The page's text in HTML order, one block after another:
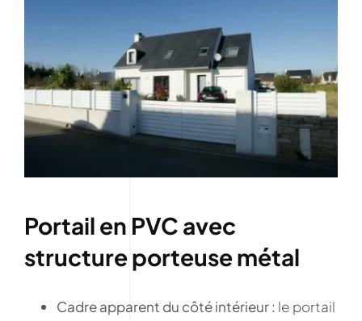
Portail en PVC avec
structure porteuse métal
Cadre apparent du côté intérieur : le portail